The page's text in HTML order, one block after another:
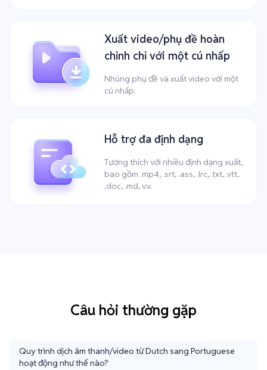
Xuất video/phụ đề hoàn
chỉnh chỉ với một cú nhấp
Nhúng phụ đề và xuất video với một
cú nhấp.
Hỗ trợ đa định dạng
Tương thích với nhiều định dạng xuất,
bao gồm .mp4, .srt, .ass, .lrc, .txt, .vtt,
.doc, .md, v.v.
Câu hỏi thường gặp
Quy trình dịch âm thanh/video từ Dutch sang Portuguese
hoạt động như thế nào?